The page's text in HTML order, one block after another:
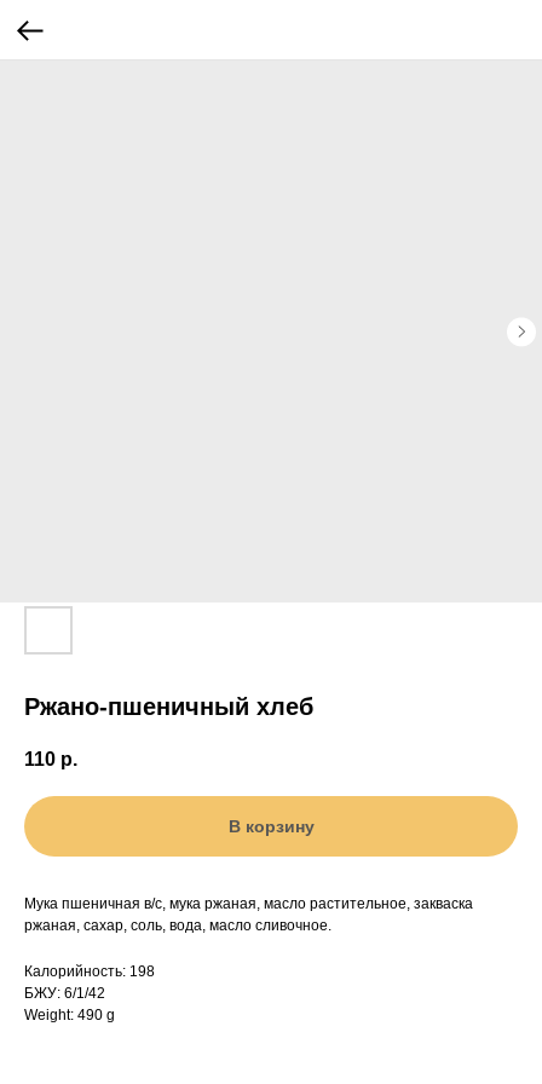
Ржано-пшеничный хлеб
110 р.
В корзину
Мука пшеничная в/с, мука ржаная, масло растительное, закваска
ржаная, сахар, соль, вода, масло сливочное.
Калорийность: 198
БЖУ: 6/1/42
Weight: 490 g